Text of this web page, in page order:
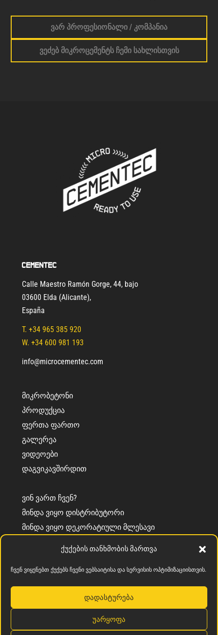
ქუქების თანხმობის მართვა
ჩვენ ვიყენებთ ქუქებს ჩვენი ვებსაიტისა და სერვისის ოპტიმიზაციისთვის.
დადასტურება
უარყოფა
ვარ პროფესიონალი / კომპანია
ვეძებ მიკროცემენტს ჩემი სახლისთვის
Cementec
Calle Maestro Ramón Gorge, 44, bajo
03600 Elda (Alicante),
España
T. +34 965 385 920
W. +34 600 981 193
info@microcementec.com
ᲛᲘᲙᲠᲝᲑᲔᲢᲝᲜᲘ
ᲞᲠᲝᲓᲣᲥᲪᲘᲐ
ᲤᲔᲠᲗᲐ ᲤᲐᲠᲗᲝ
ᲒᲐᲚᲔᲠᲔᲐ
ᲕᲘᲓᲔᲝᲔᲑᲘ
ᲓᲐᲒᲕᲘᲙᲐᲕᲨᲘᲠᲓᲘᲗ
ᲕᲘᲜ ᲕᲐᲠᲗ ᲩᲕᲔᲜ?
ᲛᲘᲜᲓᲐ ᲕᲘᲧᲝ ᲓᲘᲡᲢᲠᲘᲑᲣᲢᲝᲠᲘ
ᲛᲘᲜᲓᲐ ᲕᲘᲧᲝ ᲓᲔᲙᲝᲠᲐᲢᲘᲣᲚᲘ ᲛᲚᲔᲡᲐᲕᲘ
ᲡᲝᲚᲘᲓᲐᲠᲝᲑᲘᲡ ᲕᲐᲚᲓᲔᲑᲣᲚᲔᲑᲐ
კონფიდენციალურობის პოლიტიკა